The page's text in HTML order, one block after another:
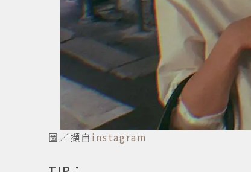
圖／擷自 instagram